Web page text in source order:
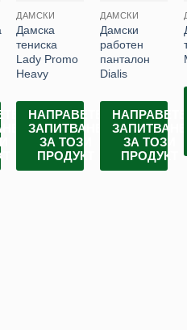
ДАМСКИ
Дамска
тениска
Lady Promo
Heavy
НАПРАВЕТЕ
ЗАПИТВАНЕ
ЗА ТОЗИ
ПРОДУКТ
ДАМСКИ
Дамски
работен
панталон
Dialis
НАПРАВЕТЕ
ЗАПИТВАНЕ
ЗА ТОЗИ
ПРОДУКТ